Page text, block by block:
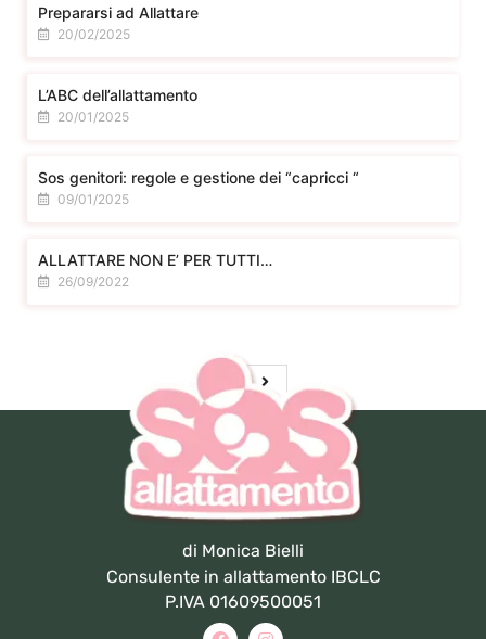
Prepararsi ad Allattare
20/02/2025
L’ABC dell’allattamento
20/01/2025
Sos genitori: regole e gestione dei “capricci “
09/01/2025
ALLATTARE NON E’ PER TUTTI…
26/09/2022
di Monica Bielli
Consulente in allattamento IBCLC
P.IVA 01609500051